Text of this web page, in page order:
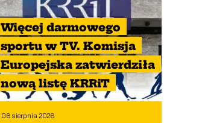
Więcej darmowego
sportu w TV. Komisja
Europejska zatwierdziła
nową listę KRRiT
06 sierpnia 2026